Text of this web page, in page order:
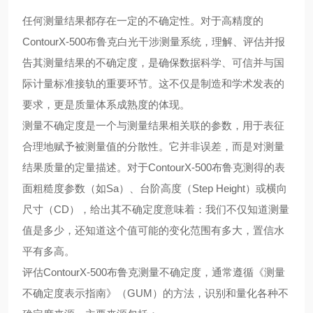
任何测量结果都存在一定的不确定性。对于高精度的
ContourX-500布鲁克白光干涉测量系统，理解、评估并报
告其测量结果的不确定度，是确保数据科学、可信并与国
际计量标准接轨的重要环节。这不仅是制造和学术发表的
要求，更是质量体系成熟度的体现。
测量不确定度是一个与测量结果相关联的参数，用于表征
合理地赋予被测量值的分散性。它并非误差，而是对测量
结果质量的定量描述。对于ContourX-500布鲁克测得的表
面粗糙度参数（如Sa）、台阶高度（Step Height）或横向
尺寸（CD），给出其不确定度意味着：我们不仅知道测量
值是多少，还知道这个值可能的变化范围有多大，置信水
平有多高。
评估ContourX-500布鲁克测量不确定度，通常遵循《测量
不确定度表示指南》（GUM）的方法，识别和量化各种不